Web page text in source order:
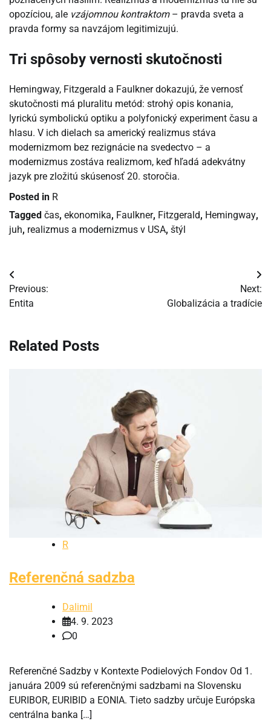
opozíciou, ale vzájomnou kontraktom– pravda sveta a
pravda formy sa navzájom legitimizujú.
Tri spôsoby vernosti skutočnosti
Hemingway, Fitzgerald a Faulkner dokazujú, že vernosť
skutočnosti má pluralitu metód: strohý opis konania,
lyrickú symbolickú optiku a polyfonický experiment času a
hlasu. V ich dielach sa americký realizmus stáva
modernizmom bez rezignácie na svedectvo – a
modernizmus zostáva realizmom, keď hľadá adekvátny
jazyk pre zložitú skúsenosť 20. storočia.
Posted in R
Tagged čas, ekonomika, Faulkner, Fitzgerald, Hemingway,
juh, realizmus a modernizmus v USA, štýl
Navigácia
v
Previous:
Entita
Next:
Globalizácia a tradície
Related Posts
R
Referenčná sadzba
Dalimil
4. 9. 2023
0
Referenčné Sadzby v Kontexte Podielových Fondov Od 1.
januára 2009 sú referenčnými sadzbami na Slovensku
EURIBOR, EURIBID a EONIA. Tieto sadzby určuje Európska
centrálna banka […]